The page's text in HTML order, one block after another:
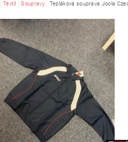
Textil Soupravy Tepláková souprava Joola